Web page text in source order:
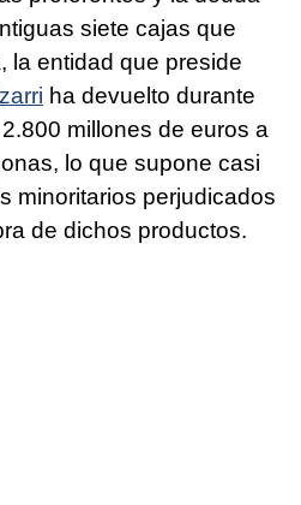
siete cajas que
la entidad que preside
ha devuelto durante
millones de euros a
lo que supone casi
minoritarios perjudicados
de dichos productos.